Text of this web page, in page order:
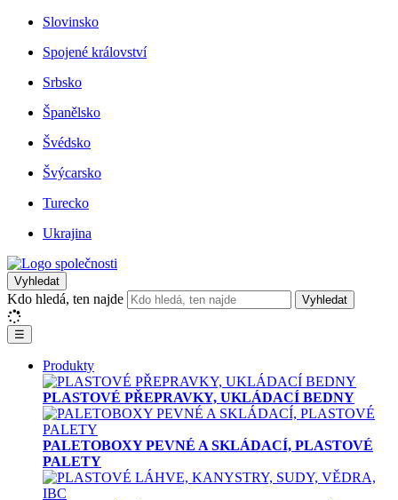
Slovinsko
Spojené království
Srbsko
Španělsko
Švédsko
Švýcarsko
Turecko
Ukrajina
Vyhledat
Kdo hledá, ten najde Vyhledat
☰
Produkty
PLASTOVÉ PŘEPRAVKY, UKLÁDACÍ BEDNY
PALETOBOXY PEVNÉ A SKLÁDACÍ, PLASTOVÉ
PALETY